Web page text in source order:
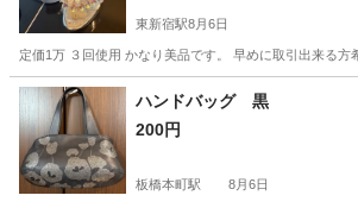
東新宿駅8月6日
定価1万 ３回使用 かなり美品です。 早めに取引出来る方
東京 新宿区 東新宿駅 靴
ハンドバッグ 黒
200円
板橋本町駅 8月6日